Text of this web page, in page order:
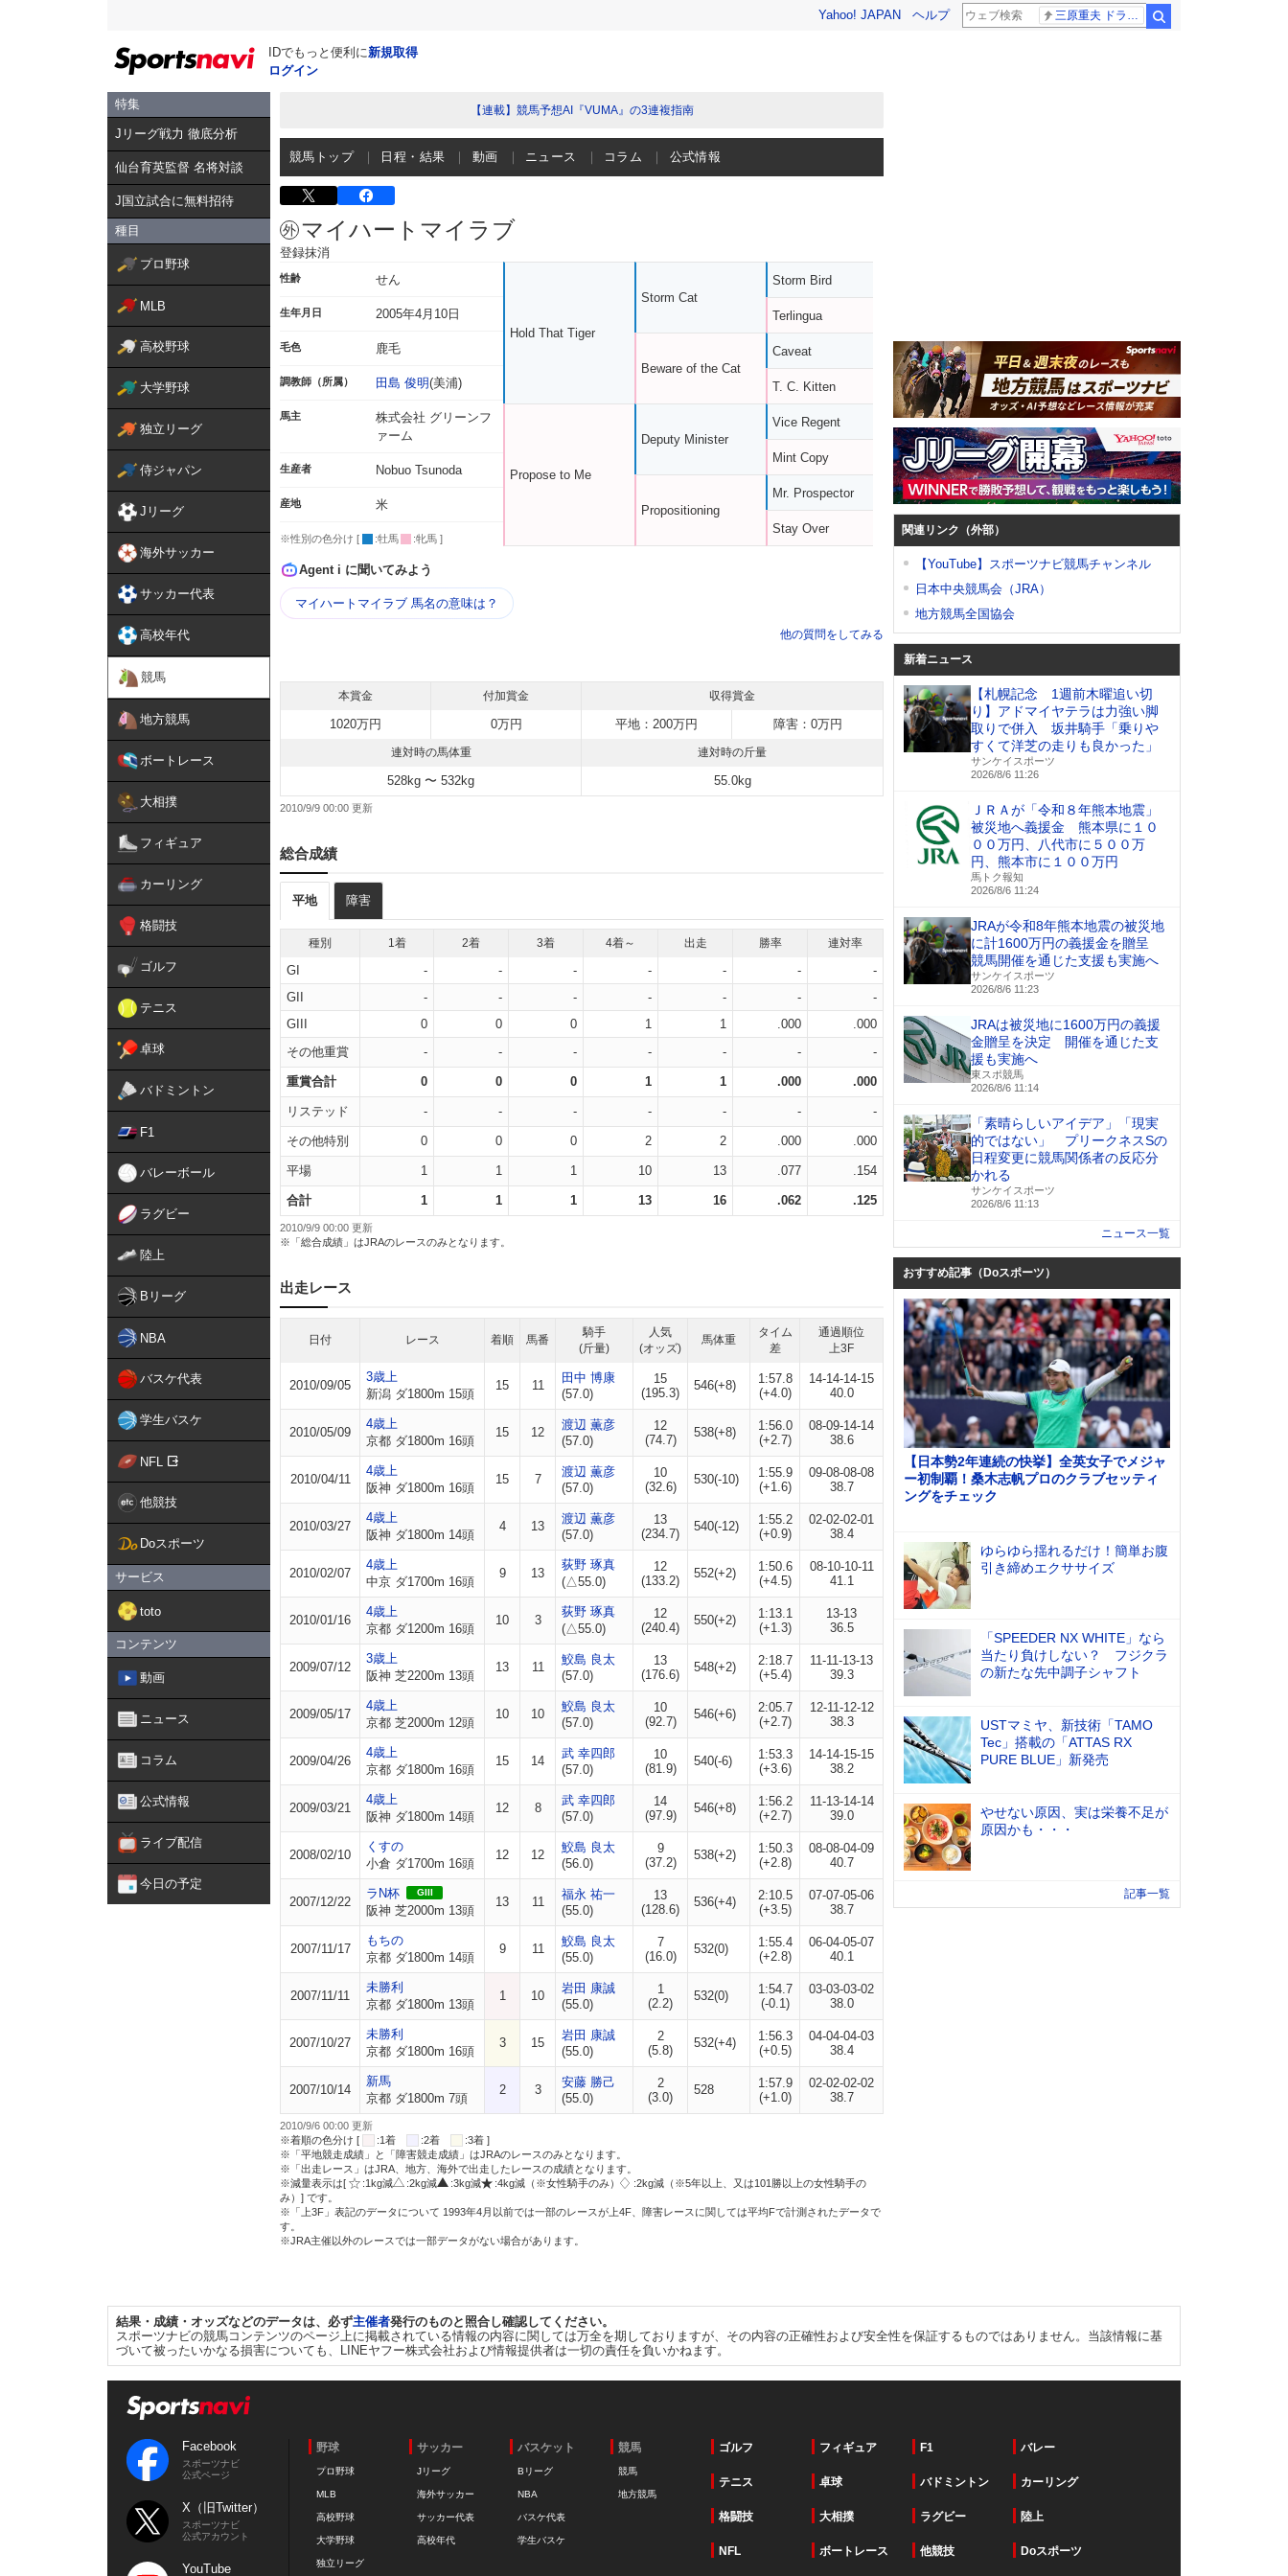
Yahoo! JAPAN ヘルプ
IDでもっと便利に新規取得
ログイン
特集
Jリーグ戦力 徹底分析
仙台育英監督 名将対談
J国立試合に無料招待
種目
プロ野球
MLB
高校野球
大学野球
独立リーグ
侍ジャパン
Jリーグ
海外サッカー
サッカー代表
高校年代
競馬
地方競馬
ボートレース
大相撲
フィギュア
カーリング
格闘技
ゴルフ
テニス
卓球
バドミントン
F1
バレーボール
ラグビー
陸上
Bリーグ
NBA
バスケ代表
学生バスケ
NFL
他競技
Doスポーツ
サービス
toto
コンテンツ
動画
ニュース
コラム
公式情報
ライブ配信
今日の予定
【連載】競馬予想AI『VUMA』の3連複指南
競馬トップ 日程・結果 動画 ニュース コラム 公式情報
マイハートマイラブ
登録抹消
性齢 せん
生年月日 2005年4月10日
毛色 鹿毛
調教師（所属） 田島 俊明(美浦)
馬主
株式会社 グリーンフ
ァーム
生産者 Nobuo Tsunoda
産地 米
※性別の色分け [ :牡馬 :牝馬 ]
Hold That Tiger
Propose to Me
Storm Cat
Beware of the Cat
Deputy Minister
Propositioning
Storm Bird
Terlingua
Caveat
T. C. Kitten
Vice Regent
Mint Copy
Mr. Prospector
Stay Over
Agent i に聞いてみよう
マイハートマイラブ 馬名の意味は？
他の質問をしてみる
本賞金 付加賞金 収得賞金
1020万円 0万円 平地：200万円 障害：0万円
連対時の馬体重 連対時の斤量
528kg 〜 532kg 55.0kg
2010/9/9 00:00
総合成績
平地 障害
種別 1着 2着 3着 4着～ 出走 勝率 連対率
GI - - - - - -
-
GII
- - - - - -
-
GIII
0 0 0 1 1 .000
.000
その他重賞
- - - - - - -
重賞合計 0 0 0 1 1 .000 .000
リステッド - - - - - - -
その他特別 0 0 0 2 2 .000 .000
平場 1 1 1 10 13 .077 .154
合計 1 1 1 13 16 .062 .125
2010/9/9 00:00 更新
※「総合成績」はJRAのレースのみとなります。
出走レース
日付 レース 着順 馬番
騎手
(斤量)
人気
(オッズ)
馬体重
タイム
差
通過順位
上3F
2010/09/05
3歳上
新潟 ダ1800m 15頭
15 11
田中 博康
(57.0)
15
(195.3)
546(+8)
1:57.8
(+4.0)
14-14-14-15
40.0
2010/05/09
4歳上
京都 ダ1800m 16頭
15 12
渡辺 薫彦
(57.0)
12
(74.7)
538(+8)
1:56.0
(+2.7)
08-09-14-14
38.6
2010/04/11
4歳上
阪神 ダ1800m 16頭
15 7
渡辺 薫彦
(57.0)
10
(32.6)
530(-10)
1:55.9
(+1.6)
09-08-08-08
38.7
2010/03/27
4歳上
阪神 ダ1800m 14頭
4 13
渡辺 薫彦
(57.0)
13
(234.7)
540(-12)
1:55.2
(+0.9)
02-02-02-01
38.4
2010/02/07
4歳上
中京 ダ1700m 16頭
9 13
荻野 琢真
(△55.0)
12
(133.2)
552(+2)
1:50.6
(+4.5)
08-10-10-11
41.1
2010/01/16
4歳上
京都 ダ1200m 16頭
10 3
荻野 琢真
(△55.0)
12
(240.4)
550(+2)
1:13.1
(+1.3)
13-13
36.5
2009/07/12
3歳上
阪神 芝2200m 13頭
13 11
鮫島 良太
(57.0)
13
(176.6)
548(+2)
2:18.7
(+5.4)
11-11-13-13
39.3
2009/05/17
4歳上
京都 芝2000m 12頭
10 10
鮫島 良太
(57.0)
10
(92.7)
546(+6)
2:05.7
(+2.7)
12-11-12-12
38.3
2009/04/26
4歳上
京都 ダ1800m 16頭
15 14
武 幸四郎
(57.0)
10
(81.9)
540(-6)
1:53.3
(+3.6)
14-14-15-15
38.2
2009/03/21
4歳上
阪神 ダ1800m 14頭
12 8
武 幸四郎
(57.0)
14
(97.9)
546(+8)
1:56.2
(+2.7)
11-13-14-14
39.0
2008/02/10
くすの
小倉 ダ1700m 16頭
12 12
鮫島 良太
(56.0)
9
(37.2)
538(+2)
1:50.3
(+2.8)
08-08-04-09
40.7
2007/12/22
ラN杯 GIII
阪神 芝2000m 13頭
13 11
福永 祐一
(55.0)
13
(128.6)
536(+4)
2:10.5
(+3.5)
07-07-05-06
38.7
2007/11/17
もちの
京都 ダ1800m 14頭
9 11
鮫島 良太
(55.0)
7
(16.0)
532(0)
1:55.4
(+2.8)
06-04-05-07
40.1
2007/11/11
未勝利
京都 ダ1800m 13頭
1 10
岩田 康誠
(55.0)
1
(2.2)
532(0)
1:54.7
(-0.1)
03-03-03-02
38.0
2007/10/27
未勝利
京都 ダ1800m 16頭
3 15
岩田 康誠
(55.0)
2
(5.8)
532(+4)
1:56.3
(+0.5)
04-04-04-03
38.4
2007/10/14
新馬
京都 ダ1800m 7頭
2 3
安藤 勝己
(55.0)
2
(3.0)
528
1:57.9
(+1.0)
02-02-02-02
38.7
2010/9/6 00:00 更新
※着順の色分け [
:1着 :2着
:3着 ]
※「平地競走成績」と「障害競走成績」はJRAのレースのみとなります。
※「出走レース」はJRA、地方、海外で出走したレースの成績となります。
※減量表示は[
:1kg減 :2kg減 :3kg減 :4kg減（※女性騎手のみ）
:2kg減（※5年以上、又は101勝以上の女性騎手の
み）] です。
※「上3F」表記のデータについて 1993年4月以前では一部のレースが上4F、障害レースに関しては平均Fで計測されたデータで
す。
※JRA主催以外のレースでは一部データがない場合があります。
関連リンク（外部）
【YouTube】スポーツナビ競馬チャンネル
日本中央競馬会（JRA）
地方競馬全国協会
新着ニュース
【札幌記念 1週前木曜追い切
り】アドマイヤテラは力強い脚
取りで併入 坂井騎手「乗りや
すくて洋芝の走りも良かった」
サンケイスポーツ
2026/8/6 11:26
ＪＲＡが「令和８年熊本地震」
被災地へ義援金 熊本県に１０
００万円、八代市に５００万
円、熊本市に１００万円
馬トク報知
2026/8/6 11:24
JRAが令和8年熊本地震の被災地
に計1600万円の義援金を贈呈
競馬開催を通じた支援も実施へ
サンケイスポーツ
2026/8/6 11:23
JRAは被災地に1600万円の義援
金贈呈を決定 開催を通じた支
援も実施へ
東スポ競馬
2026/8/6 11:14
「素晴らしいアイデア」「現実
的ではない」 プリークネスSの
日程変更に競馬関係者の反応分
かれる
サンケイスポーツ
2026/8/6 11:13
ニュース一覧
おすすめ記事（Doスポーツ）
【日本勢2年連続の快挙】全英女子でメジャ
ー初制覇！桑木志帆プロのクラブセッティ
ングをチェック
ゆらゆら揺れるだけ！簡単お腹
引き締めエクササイズ
「SPEEDER NX WHITE」なら
当たり負けしない？ フジクラ
の新たな先中調子シャフト
USTマミヤ、新技術「TAMO
Tec」搭載の「ATTAS RX
PURE BLUE」新発売
やせない原因、実は栄養不足が
原因かも・・・
記事一覧
結果・成績・オッズなどのデータは、必ず主催者発行のものと照合し確認してください。
スポーツナビの競馬コンテンツのページ上に掲載されている情報の内容に関しては万全を期しておりますが、その内容の正確性および安全性を保証するものではありません。当該情報に基
づいて被ったいかなる損害についても、LINEヤフー株式会社および情報提供者は一切の責任を負いかねます。
Facebook
スポーツナビ
公式ページ
X（旧Twitter）
スポーツナビ
公式アカウント
YouTube
野球
プロ野球
MLB
高校野球
大学野球
独立リーグ
サッカー
Jリーグ
海外サッカー
サッカー代表
高校年代
バスケット
Bリーグ
NBA
バスケ代表
学生バスケ
競馬
競馬
地方競馬
ゴルフ フィギュア F1 バレー
テニス 卓球 バドミントン カーリング
格闘技 大相撲 ラグビー 陸上
NFL ボートレース 他競技 Doスポーツ